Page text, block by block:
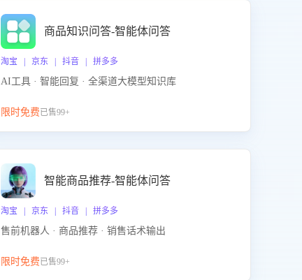
商品知识问答-智能体问答
淘宝 | 京东 | 抖音 | 拼多多
AI工具 · 智能回复 · 全渠道大模型知识库
限时免费已售99+
智能商品推荐-智能体问答
淘宝 | 京东 | 抖音 | 拼多多
售前机器人 · 商品推荐 · 销售话术输出
限时免费已售99+